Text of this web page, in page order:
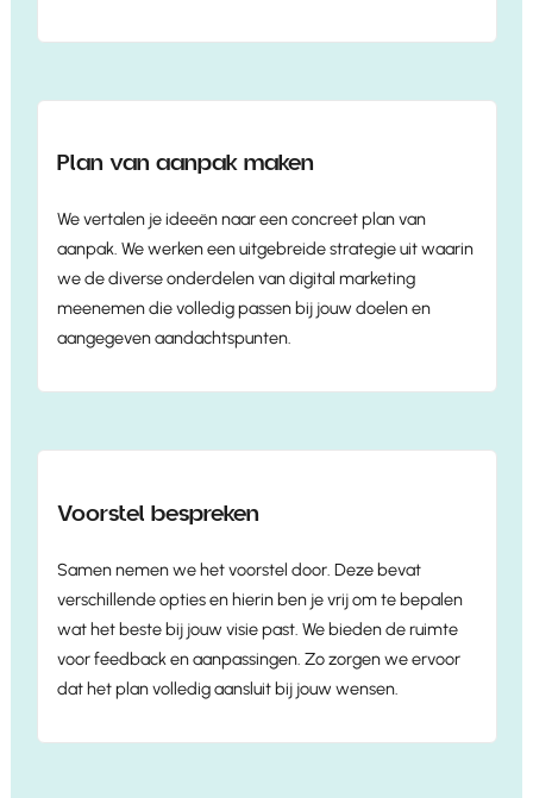
Plan van aanpak maken
We vertalen je ideeën naar een concreet plan van
aanpak. We werken een uitgebreide strategie uit waarin
we de diverse onderdelen van digital marketing
meenemen die volledig passen bij jouw doelen en
aangegeven aandachtspunten.
Voorstel bespreken
Samen nemen we het voorstel door. Deze bevat
verschillende opties en hierin ben je vrij om te bepalen
wat het beste bij jouw visie past. We bieden de ruimte
voor feedback en aanpassingen. Zo zorgen we ervoor
dat het plan volledig aansluit bij jouw wensen.